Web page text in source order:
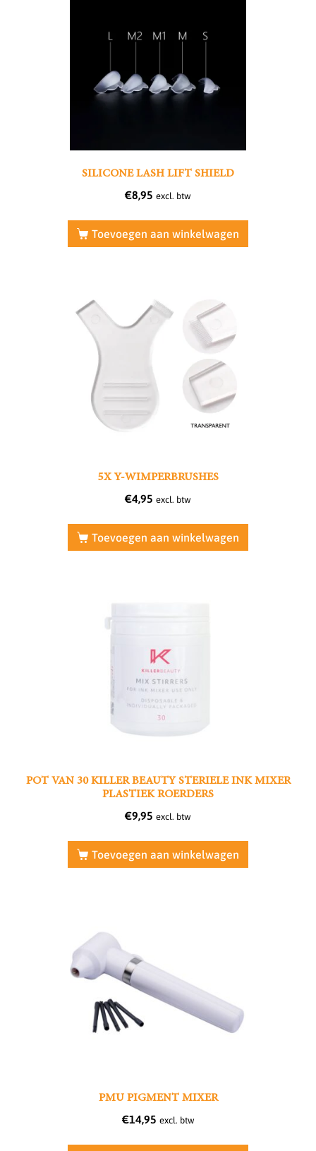
SILICONE LASH LIFT SHIELD
€8,95 excl. btw
Toevoegen aan winkelwagen
5X Y-WIMPERBRUSHES
€4,95 excl. btw
Toevoegen aan winkelwagen
POT VAN 30 KILLER BEAUTY STERIELE INK MIXER
PLASTIEK ROERDERS
€9,95 excl. btw
Toevoegen aan winkelwagen
PMU PIGMENT MIXER
€14,95 excl. btw